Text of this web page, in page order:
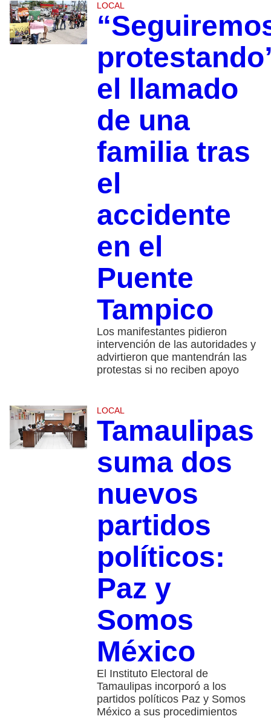
LOCAL
el llamado
de una
familia tras
el
accidente
en el
Puente
Tampico
Los manifestantes pidieron
intervención de las autoridades y
advirtieron que mantendrán las
protestas si no reciben apoyo
LOCAL
Tamaulipas
suma dos
nuevos
partidos
políticos:
Paz y
Somos
México
El Instituto Electoral de
Tamaulipas incorporó a los
partidos políticos Paz y Somos
México a sus procedimientos